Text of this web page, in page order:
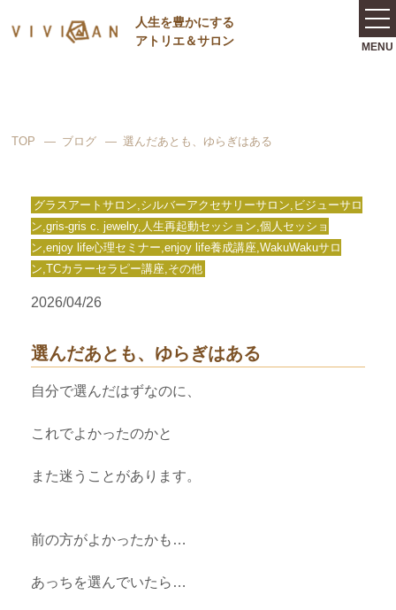
⼈⽣を豊かにする
アトリエ＆サロン
TOP ブログ 選んだあとも、ゆらぎはある
グラスアートサロン,シルバーアクセサリーサロン,ビジューサロ
ン,gris-gris c. jewelry,人生再起動セッション,個人セッショ
ン,enjoy life心理セミナー,enjoy life養成講座,WakuWakuサロ
ン,TCカラーセラピー講座,その他
2026/04/26
選んだあとも、ゆらぎはある
自分で選んだはずなのに、
これでよかったのかと
また迷うことがあります。
前の方がよかったかも…
あっちを選んでいたら…